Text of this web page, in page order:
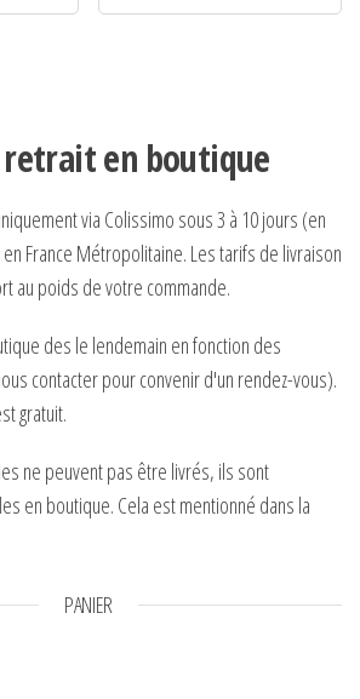
en boutique
via Colissimo sous 3 à 10 jours (en
France Métropolitaine. Les tarifs de livraison
au poids de votre commande.
des le lendemain en fonction des
contacter pour convenir d'un rendez-vous).
gratuit.
ne peuvent pas être livrés, ils sont
en boutique. Cela est mentionné dans la
PANIER